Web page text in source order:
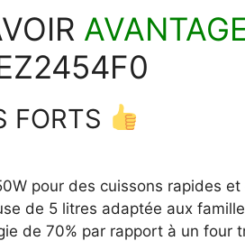
FORTS
pour des cuissons rapides
de 5 litres adaptée aux
de 70% par rapport à un four